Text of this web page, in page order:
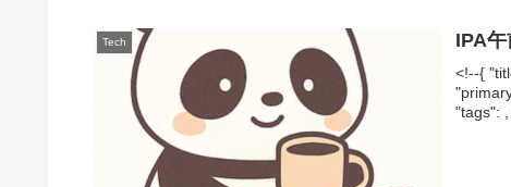
Tech IPA
<!--{
"tags":